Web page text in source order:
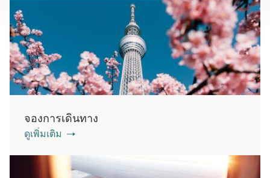
จองการเดินทาง
ดูเพิ่มเติม